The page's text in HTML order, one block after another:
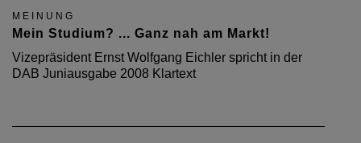
MEINUNG
Mein Studium? ... Ganz nah am Markt!
Vizepräsident Ernst Wolfgang Eichler spricht in der
DAB Juniausgabe 2008 Klartext